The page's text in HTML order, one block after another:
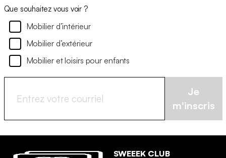
Que souhaitez vous voir ?
Mobilier d’intérieur
Mobilier d’extérieur
Mobilier et loisirs pour enfants
Je
m'inscris
SWEEEK CLUB